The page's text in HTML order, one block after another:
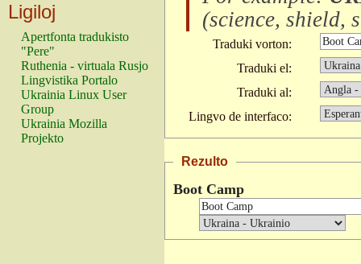
Ligiloj
Apertfonta tradukisto
"Pere"
Ruthenia - virtuala Rusjo
Lingvistika Portalo
Ukrainia Linux User
Group
Ukrainia Mozilla
Projekto
(science, shield,
Traduki vorton:
Traduki el:
Traduki al:
Lingvo de interfaco:
Rezulto
Boot Camp